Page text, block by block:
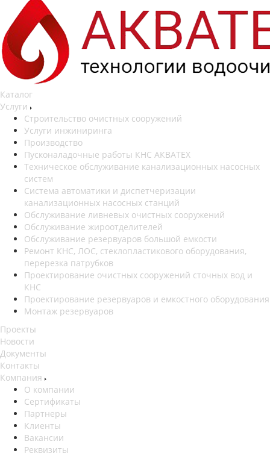
Каталог
Услуги
Строительство очистных сооружений
Услуги инжиниринга
Производство
Пусконаладочные работы КНС АКВАТЕХ
Техническое обслуживание канализационных насосных
систем
Система автоматики и диспетчеризации
канализационных насосных станций
Обслуживание ливневых очистных сооружений
Обслуживание жироотделителей
Обслуживание резервуаров большой емкости
Ремонт КНС, ЛОС, стеклопластикового оборудования,
перерезка патрубков
Проектирование очистных сооружений сточных вод и
КНС
Проектирование резервуаров и емкостного оборудования
Монтаж резервуаров
Проекты
Новости
Документы
Контакты
Компания
О компании
Сертификаты
Партнеры
Клиенты
Вакансии
Реквизиты